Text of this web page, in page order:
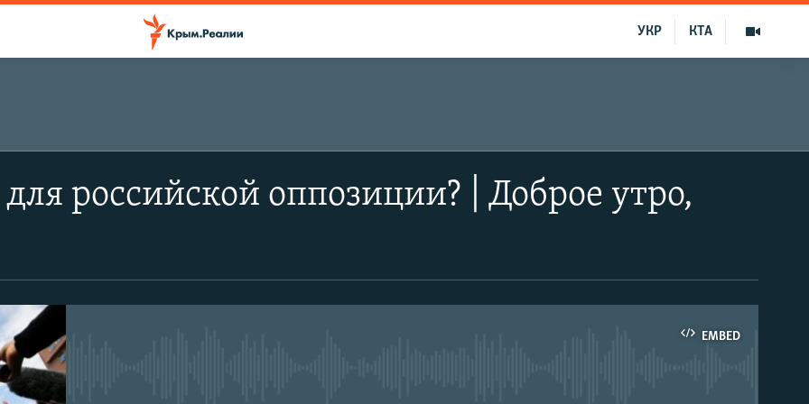
КТА
УКР
российской оппозиции? | Доброе утро,
EMBED